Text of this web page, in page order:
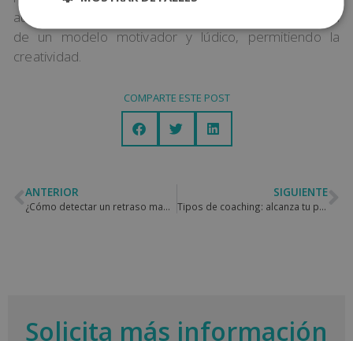
aumenta el rendimiento académico, ya que se trata
de un modelo motivador y lúdico, permitiendo la
creatividad.
COMPARTE ESTE POST
ANTERIOR
¿Cómo detectar un retraso madurativo?
SIGUIENTE
Tipos de coaching: alcanza tu potencial
Solicita más información